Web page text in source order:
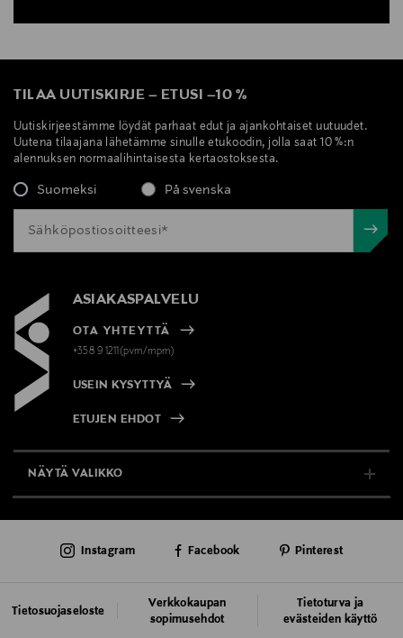
TILAA UUTISKIRJE – ETUSI –10 %
Uutiskirjeestämme löydät parhaat edut ja ajankohtaiset uutuudet.
Uutena tilaajana lähetämme sinulle etukoodin, jolla saat 10 %:n
alennuksen normaalihintaisesta kertaostoksesta.
Suomeksi På svenska
ASIAKASPALVELU
OTA YHTEYTTÄ
+358 9 1211(pvm/mpm)
USEIN KYSYTTYÄ
ETUJEN EHDOT
NÄYTÄ VALIKKO
AJANKOHTAISTA
Tietosuojaseloste
Verkkokaupan
sopimusehdot
Tietoturva ja
evästeiden käyttö
Instagram Facebook Pinterest